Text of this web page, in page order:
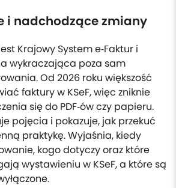
i nadchodzące zmiany
Krajowy System e‑Faktur i
wykraczająca poza sam
Od 2026 roku większość
faktury w KSeF, więc zniknie
się do PDF‑ów czy papieru.
pojęcia i pokazuje, jak przekuć
praktykę. Wyjaśnia, kiedy
kogo dotyczy oraz które
wystawieniu w KSeF, a które są